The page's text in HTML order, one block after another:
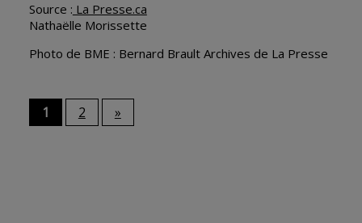
Source : La Presse.ca
Nathaëlle Morissette
Photo de BME : Bernard Brault Archives de La Presse
1 2 »